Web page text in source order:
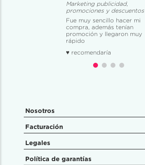
Marketing publicidad,
promociones y descuentos
Fue muy sencillo hacer mi
compra, además tenían
promoción y llegaron muy
rápido
♥ recomendaría
Nosotros
Facturación
Legales
Política de garantías